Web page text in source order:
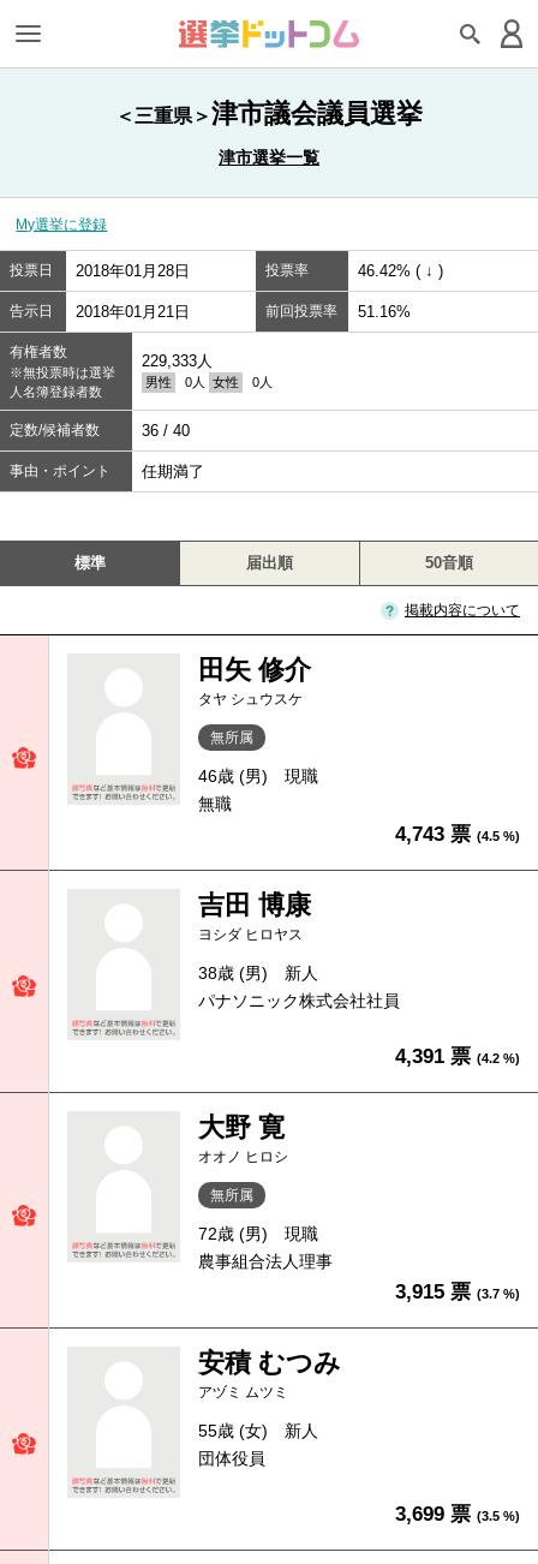
＜三重県＞津市議会議員選挙
津市選挙一覧
My選挙に登録
投票日 2018年01月28日 投票率 46.42% ( ↓ )
告示日 2018年01月21日 前回投票率 51.16%
有権者数
※無投票時は選挙
人名簿登録者数
229,333人
男性 0人 女性 0人
定数/候補者数 36 / 40
事由・ポイント 任期満了
標準 届出順 50音順
掲載内容について
田矢 修介
タヤ シュウスケ
無所属
46歳 (男)
現職
無職
4,743 票 (4.5 %)
吉田 博康
ヨシダ ヒロヤス
38歳 (男)
新人
パナソニック株式会社社員
4,391 票 (4.2 %)
大野 寛
オオノ ヒロシ
無所属
72歳 (男)
現職
農事組合法人理事
3,915 票 (3.7 %)
安積 むつみ
アヅミ ムツミ
55歳 (女)
新人
団体役員
3,699 票 (3.5 %)